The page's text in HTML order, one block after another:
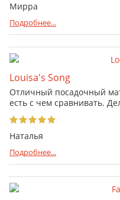
Мирра
Подробнее...
Louisa's Song
Отличный посадочный
есть с чем сравнивать.
Наталья
Подробнее...